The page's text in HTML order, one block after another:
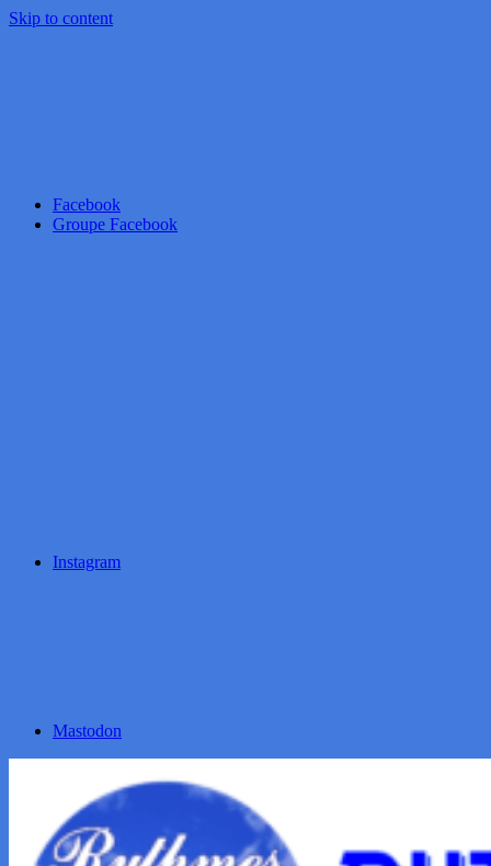
Skip to content
Facebook
Groupe Facebook
Instagram
Mastodon